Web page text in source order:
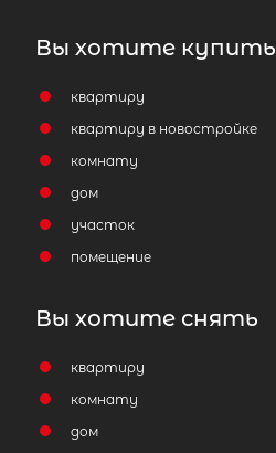
Вы хотите купить
квартиру
квартиру в новостройке
комнату
дом
участок
помещение
Вы хотите снять
квартиру
комнату
дом